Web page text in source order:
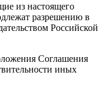
из настоящего
разрешению в
Российской
Соглашения
иных